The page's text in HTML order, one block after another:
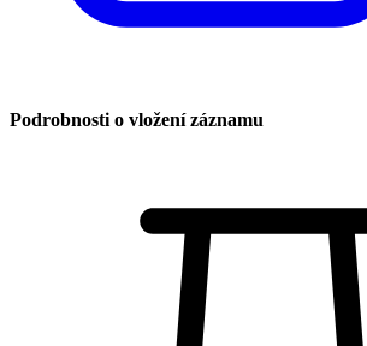
Podrobnosti o vložení záznamu